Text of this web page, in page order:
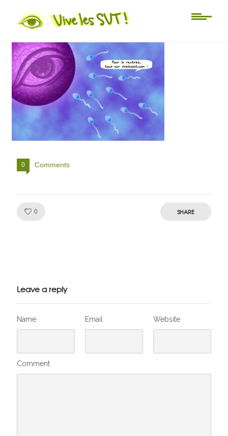
rentrée
0 Comments
0 SHARE
Leave a reply
Name Email Website
Comment